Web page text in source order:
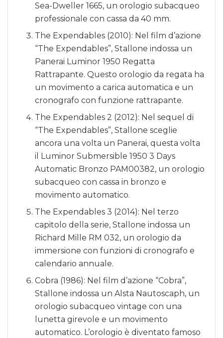
Sea-Dweller 1665, un orologio subacqueo
professionale con cassa da 40 mm.
The Expendables (2010): Nel film d’azione
“The Expendables”, Stallone indossa un
Panerai Luminor 1950 Regatta
Rattrapante. Questo orologio da regata ha
un movimento a carica automatica e un
cronografo con funzione rattrapante.
The Expendables 2 (2012): Nel sequel di
“The Expendables”, Stallone sceglie
ancora una volta un Panerai, questa volta
il Luminor Submersible 1950 3 Days
Automatic Bronzo PAM00382, un orologio
subacqueo con cassa in bronzo e
movimento automatico.
The Expendables 3 (2014): Nel terzo
capitolo della serie, Stallone indossa un
Richard Mille RM 032, un orologio da
immersione con funzioni di cronografo e
calendario annuale.
Cobra (1986): Nel film d’azione “Cobra”,
Stallone indossa un Alsta Nautoscaph, un
orologio subacqueo vintage con una
lunetta girevole e un movimento
automatico. L’orologio è diventato famoso